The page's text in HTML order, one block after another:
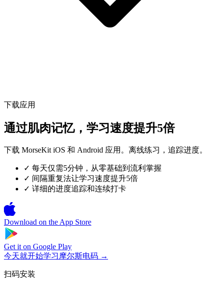
下载应用
通过肌肉记忆，学习速度提升5倍
下载 MorseKit iOS 和 Android 应用。离线练习，追踪进度。
✓ 每天仅需5分钟，从零基础到流利掌握
✓ 间隔重复法让学习速度提升5倍
✓ 详细的进度追踪和连续打卡
Download on theApp Store
Get it on Google Play
今天就开始学习摩尔斯电码 →
扫码安装